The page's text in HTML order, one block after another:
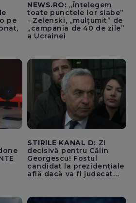
pe
NEWS.RO: „Înțelegem
toate punctele lor slabe”
- Zelenski, „mulțumit” de
„campania de 40 de zile”
a Ucrainei
STIRILE KANAL D: Zi
decisivă pentru Călin
Georgescu! Fostul
candidat la prezidențiale
află dacă va fi judecat